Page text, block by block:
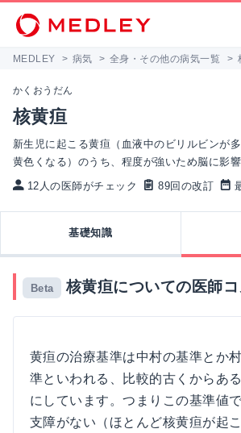
MEDLEY > 病気 > 全身・その他の病気一覧 >
かくおうだん
核黄疸
新生児に起こる黄疸（血液中のビリルビンが
黄色くなる）のうち、程度が強いため脳に影
12人の医師がチェック
89回の改訂
基礎知識
Beta 核黄疸についての医師コ
黄疸の治療基準は中村の基準とか
準といわれる、比較的古くからあ
にしています。つまりこの基準値
支障がない（ほとんど核黄疸が起